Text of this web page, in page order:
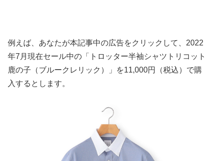
例えば、あなたが本記事中の広告をクリックして、2022
年7月現在セール中の「トロッター半袖シャツトリコット
鹿の子（ブルークレリック）」を11,000円（税込）で購
入するとします。